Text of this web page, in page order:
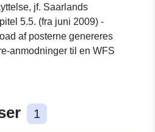
jf. Saarlands
5.5. (fra juni 2009) -
af posterne genereres
anmodninger til en WFS
1